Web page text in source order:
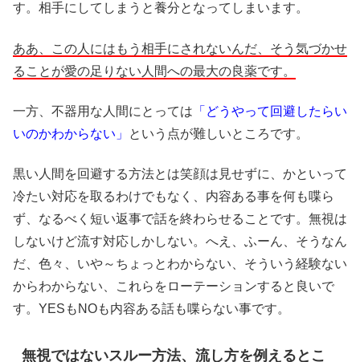
す。相手にしてしまうと養分となってしまいます。
ああ、この人にはもう相手にされないんだ、そう気づかせ
ることが愛の足りない人間への最大の良薬です。
一方、不器用な人間にとっては 「どうやって回避したらい
いのかわからない」
という点が難しいところです。
黒い人間を回避する方法とは笑顔は見せずに、かといって
冷たい対応を取るわけでもなく、内容ある事を何も喋ら
ず、なるべく短い返事で話を終わらせることです。無視は
しないけど流す対応しかしない。へえ、ふーん、そうなん
だ、色々、いや～ちょっとわからない、そういう経験ない
からわからない、これらをローテーションすると良いで
す。YESもNOも内容ある話も喋らない事です。
無視ではないスルー方法、流し方を例えるとこ